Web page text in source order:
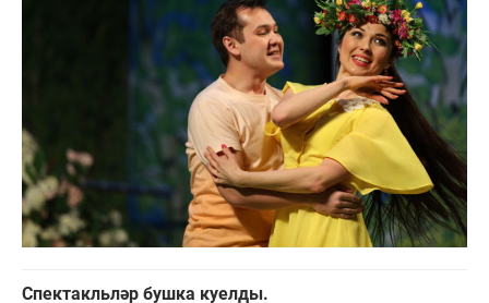
Спектакльләр бушка куелды.